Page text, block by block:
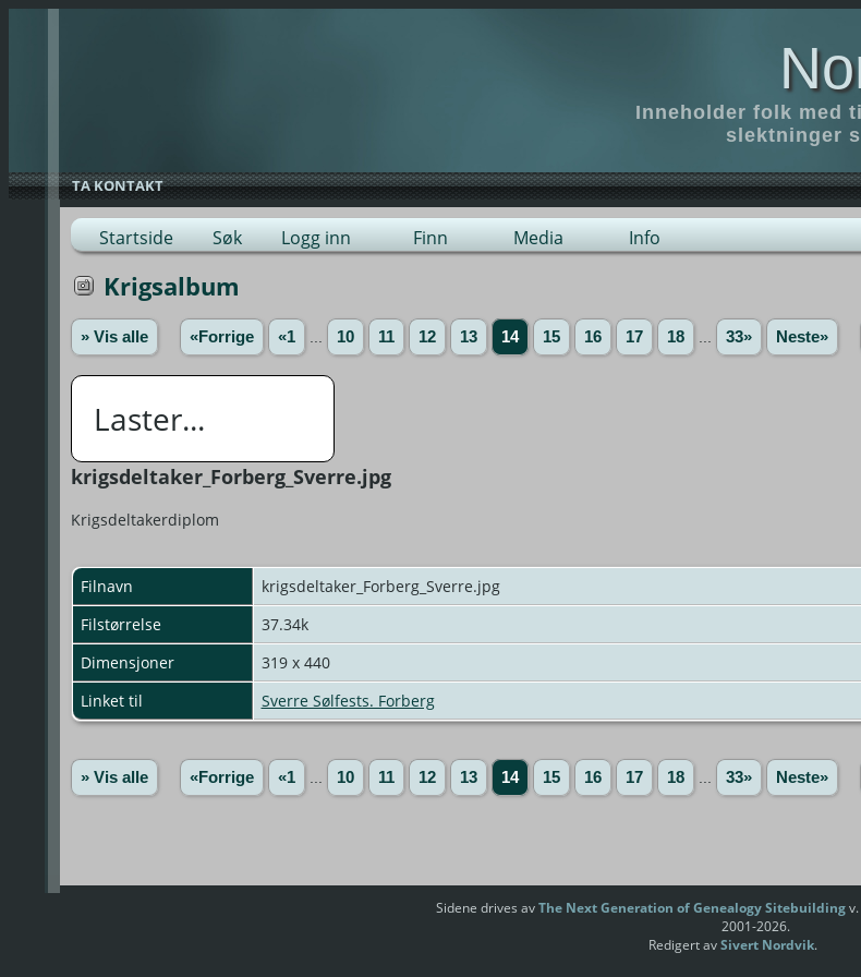
Inneholder folk med
slektninger
TA KONTAKT
Startside Søk Logg inn Finn Media Info
Krigsalbum
» Vis alle «Forrige «1 10 11 12 13 14 15 16 17 18 33» Neste»
Laster...
krigsdeltaker_Forberg_Sverre.jpg
Krigsdeltakerdiplom
Filnavn
krigsdeltaker_Forberg_Sverre.jpg
Filstørrelse
37.34k
Dimensjoner
319 x 440
Linket til
Sverre Sølfests. Forberg
» Vis alle «Forrige «1 10 11 12 13 14 15 16 17 18 33» Neste»
Sidene drives avThe Next Generation of Genealogy Sitebuildingv.
2001-2026.
Redigert avSivert Nordvik.